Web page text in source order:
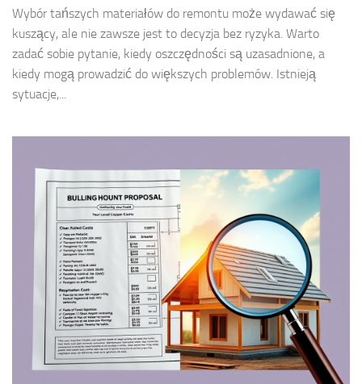
Wybór tańszych materiałów do remontu może wydawać się
kuszący, ale nie zawsze jest to decyzja bez ryzyka. Warto
zadać sobie pytanie, kiedy oszczędności są uzasadnione, a
kiedy mogą prowadzić do większych problemów. Istnieją
sytuacje,...